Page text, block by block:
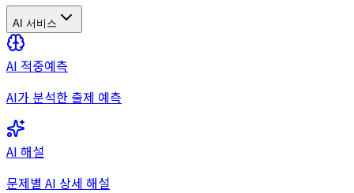
AI 서비스
AI 적중예측
AI가 분석한 출제 예측
AI 해설
문제별 AI 상세 해설